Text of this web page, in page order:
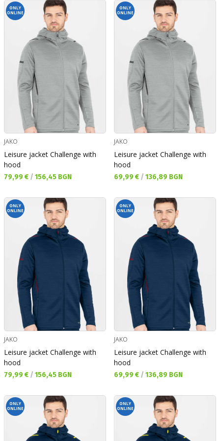
ONLY
ONLINE
JAKO
Leisure jacket Challenge with
hood
Текуща цена:
79,99 € / 156,45 BGN
ONLY
ONLINE
JAKO
Leisure jacket Challenge with
hood
Текуща цена:
69,99 € / 136,89 BGN
ONLY
ONLINE
JAKO
Leisure jacket Challenge with
hood
Текуща цена:
79,99 € / 156,45 BGN
ONLY
ONLINE
JAKO
Leisure jacket Challenge with
hood
Текуща цена:
69,99 € / 136,89 BGN
ONLY
ONLINE
ONLY
ONLINE